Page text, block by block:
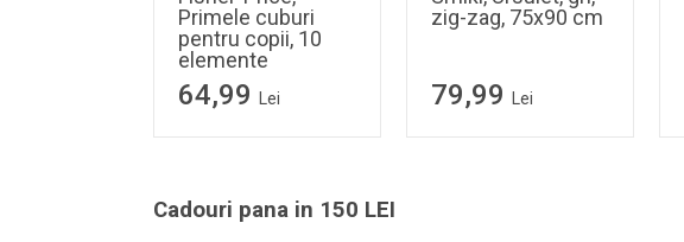
Primele cuburi
pentru copii, 10
elemente
64,99 Lei
zig-zag, 75x90 cm
79,99 Lei
Cadouri pana in 150 LEI